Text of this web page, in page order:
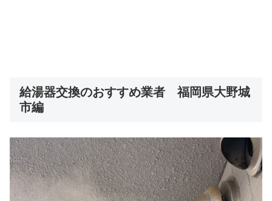
給湯器交換のおすすめ業者 福岡県大野城
市編